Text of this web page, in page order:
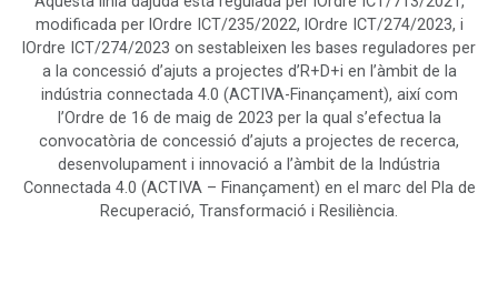
modificada per lOrdre ICT/235/2022, lOrdre ICT/274/2023, i
lOrdre ICT/274/2023 on sestableixen les bases reguladores per
a la concessió d’ajuts a projectes d’R+D+i en l’àmbit de la
indústria connectada 4.0 (ACTIVA-Finançament), així com
l’Ordre de 16 de maig de 2023 per la qual s’efectua la
convocatòria de concessió d’ajuts a projectes de recerca,
desenvolupament i innovació a l’àmbit de la Indústria
Connectada 4.0 (ACTIVA – Finançament) en el marc del Pla de
Recuperació, Transformació i Resiliència.